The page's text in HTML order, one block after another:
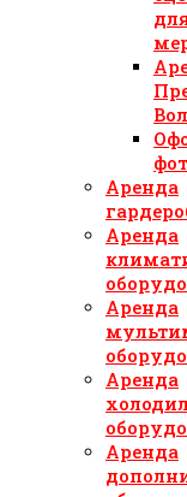
Аренда
Аренда
Аренда
Аренда
Аренда